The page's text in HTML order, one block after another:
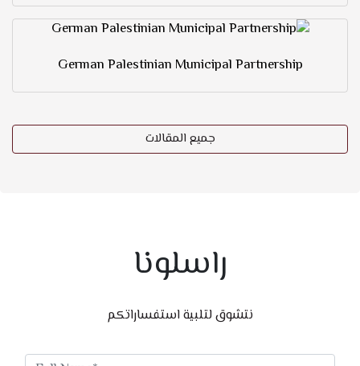
German Palestinian Municipal Partnership
جميع المقالات
راسلونا
نتشوق لتلبية استفساراتكم